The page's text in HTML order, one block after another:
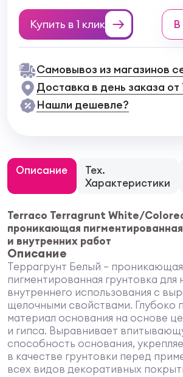
Купить в 1 клик
Самовывоз из магазинов
Доставка в день заказа от
Нашли дешевле?
Описание
Тех.
Характеристики
Terraco Terragrunt White/
проникающая
и внутренних работ
Описание
Террагрунт Белый – проникающая
пигментированная грунтовка для
внутреннего использования с
щелочными свойствами. Глубоко
материал основания на основе
и гипса. Выравнивает
способность основания,
в качестве грунтовки перед
всех видов декоративных